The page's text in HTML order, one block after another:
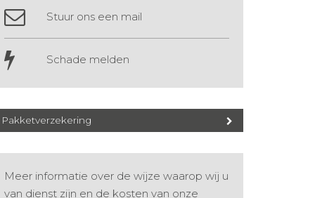
Stuur ons een mail
Schade melden
Pakketverzekering
Meer informatie over de wijze waarop wij u
van dienst zijn en de kosten van onze